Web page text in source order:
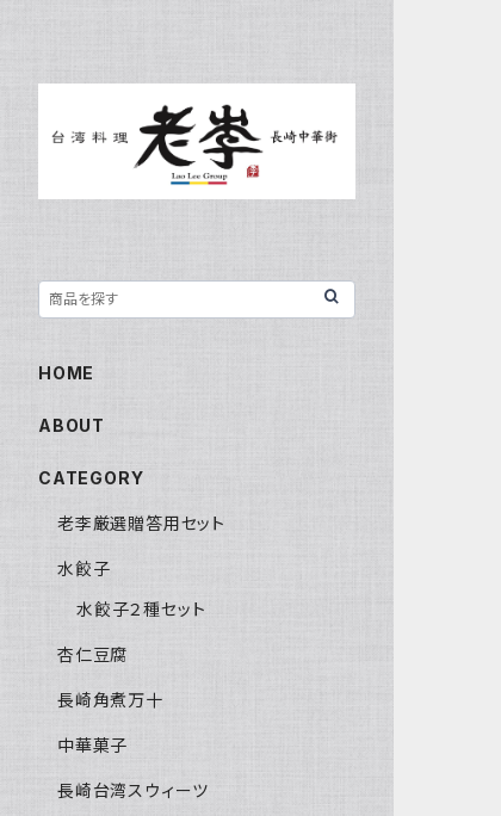
HOME
ABOUT
CATEGORY
老李厳選贈答用セット
水餃子
水餃子２種セット
杏仁豆腐
長崎角煮万十
中華菓子
長崎台湾スウィーツ